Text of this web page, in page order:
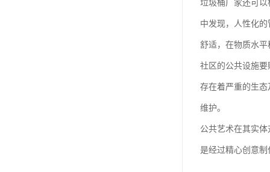
垃圾桶厂家还可
中发现，人性化
舒适，在物质水
社区的公共设施
存在着严重的生
维护。
公共艺术在其实
是经过精心创意